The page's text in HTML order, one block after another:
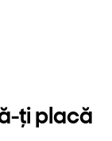
ți placă